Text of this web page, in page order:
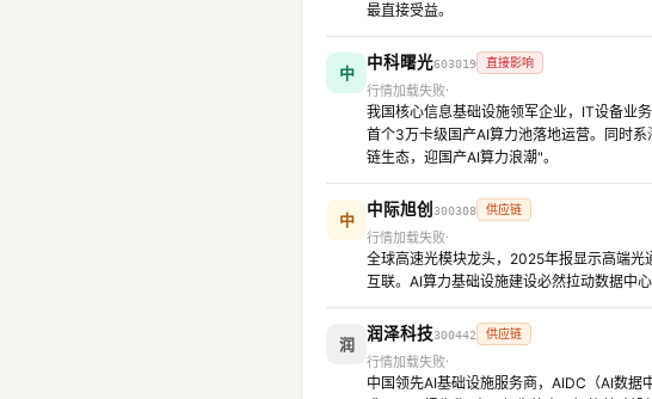
最直接受益。
中
中科曙光603019 直接影响
行情加载失败
我国核心信息基础设施领军企业，IT设备业
首个3万卡级国产AI算力池落地运营。同时
链生态，迎国产AI算力浪潮"。
中
中际旭创 300308 供应链
行情加载失败
全球高速光模块龙头，2025年报显示高端
互联。AI算力基础设施建设必然拉动数据中
润
润泽科技300442 供应链
行情加载失败
中国领先AI基础设施服务商，AIDC（AI数